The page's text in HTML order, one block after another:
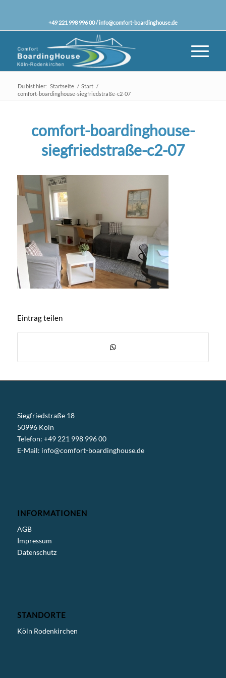
+49 221 998 996 00 /info@comfort-boardinghouse.de
Du bist hier: Startseite / Start /
comfort-boardinghouse-siegfriedstraße-c2-07
comfort-boardinghouse-
siegfriedstraße-c2-07
Eintrag teilen
Siegfriedstraße 18
50996 Köln
Telefon: +49 221 998 996 00
E-Mail: info@comfort-boardinghouse.de
INFORMATIONEN
AGB
Impressum
Datenschutz
STANDORTE
Köln Rodenkirchen